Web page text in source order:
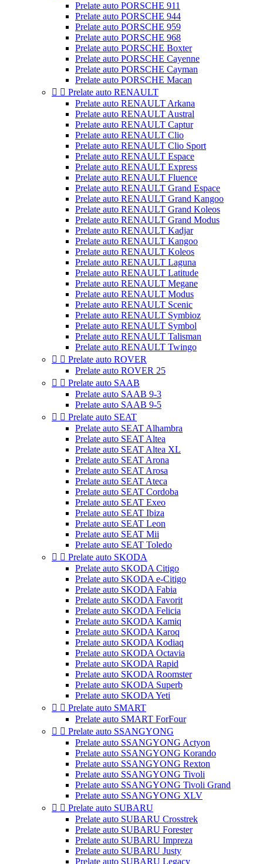
Prelate auto PORSCHE 911
Prelate auto PORSCHE 944
Prelate auto PORSCHE 959
Prelate auto PORSCHE 968
Prelate auto PORSCHE Boxter
Prelate auto PORSCHE Cayenne
Prelate auto PORSCHE Cayman
Prelate auto PORSCHE Macan
  Prelate auto RENAULT
Prelate auto RENAULT Arkana
Prelate auto RENAULT Austral
Prelate auto RENAULT Captur
Prelate auto RENAULT Clio
Prelate auto RENAULT Clio Sport
Prelate auto RENAULT Espace
Prelate auto RENAULT Express
Prelate auto RENAULT Fluence
Prelate auto RENAULT Grand Espace
Prelate auto RENAULT Grand Kangoo
Prelate auto RENAULT Grand Koleos
Prelate auto RENAULT Grand Modus
Prelate auto RENAULT Kadjar
Prelate auto RENAULT Kangoo
Prelate auto RENAULT Koleos
Prelate auto RENAULT Laguna
Prelate auto RENAULT Latitude
Prelate auto RENAULT Megane
Prelate auto RENAULT Modus
Prelate auto RENAULT Scenic
Prelate auto RENAULT Symbioz
Prelate auto RENAULT Symbol
Prelate auto RENAULT Talisman
Prelate auto RENAULT Twingo
  Prelate auto ROVER
Prelate auto ROVER 25
  Prelate auto SAAB
Prelate auto SAAB 9-3
Prelate auto SAAB 9-5
  Prelate auto SEAT
Prelate auto SEAT Alhambra
Prelate auto SEAT Altea
Prelate auto SEAT Altea XL
Prelate auto SEAT Arona
Prelate auto SEAT Arosa
Prelate auto SEAT Ateca
Prelate auto SEAT Cordoba
Prelate auto SEAT Exeo
Prelate auto SEAT Ibiza
Prelate auto SEAT Leon
Prelate auto SEAT Mii
Prelate auto SEAT Toledo
  Prelate auto SKODA
Prelate auto SKODA Citigo
Prelate auto SKODA e-Citigo
Prelate auto SKODA Fabia
Prelate auto SKODA Favorit
Prelate auto SKODA Felicia
Prelate auto SKODA Kamiq
Prelate auto SKODA Karoq
Prelate auto SKODA Kodiaq
Prelate auto SKODA Octavia
Prelate auto SKODA Rapid
Prelate auto SKODA Roomster
Prelate auto SKODA Superb
Prelate auto SKODA Yeti
  Prelate auto SMART
Prelate auto SMART ForFour
  Prelate auto SSANGYONG
Prelate auto SSANGYONG Actyon
Prelate auto SSANGYONG Korando
Prelate auto SSANGYONG Rexton
Prelate auto SSANGYONG Tivoli
Prelate auto SSANGYONG Tivoli Grand
Prelate auto SSANGYONG XLV
  Prelate auto SUBARU
Prelate auto SUBARU Crosstrek
Prelate auto SUBARU Forester
Prelate auto SUBARU Impreza
Prelate auto SUBARU Justy
Prelate auto SUBARU Legacy